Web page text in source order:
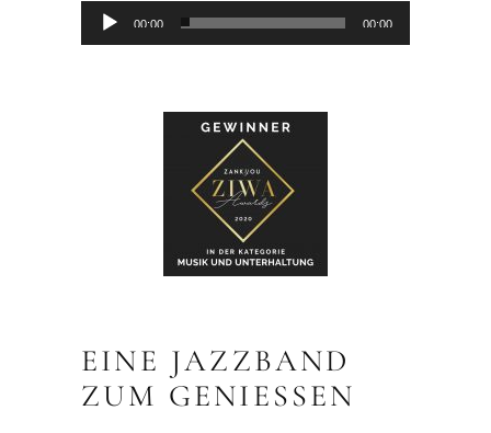
Audio-
Player
00:00 00:00
EINE JAZZBAND
ZUM GENIESSEN